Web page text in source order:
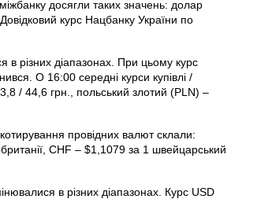
досягли таких значень: долар
курс Нацбанку України по
в різних діапазонах. При цьому курс
О 16:00 середні курси купівлі /
/ 44,6 грн., польський злотий (PLN) –
провідних валют склали:
CHF – $1,1079 за 1 швейцарський
в різних діапазонах. Курс USD